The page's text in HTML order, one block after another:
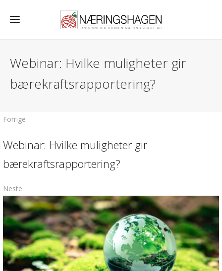
Webinar: Hvilke muligheter gir
bærekraftsrapportering?
Forrige
Webinar: Hvilke muligheter gir
bærekraftsrapportering?
Neste